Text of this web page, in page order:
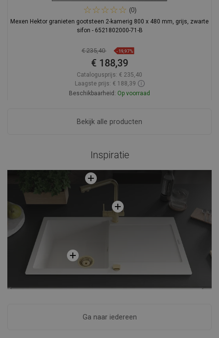
(0)
Mexen Hektor granieten gootsteen 2-kamerig 800 x 480 mm, grijs, zwarte
sifon - 6521802000-71-B
€ 235,40 -19,97%
€ 188,39
Catalogusprijs: € 235,40
Laagste prijs: € 188,39
Beschikbaarheid: Op voorraad
Bekijk alle producten
Inspiratie
Ga naar iedereen